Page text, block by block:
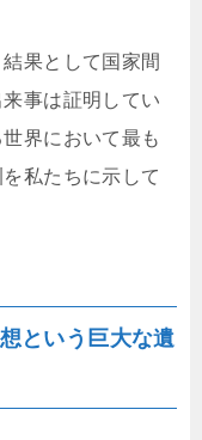
果として国家間
事は証明してい
界において最も
私たちに示して
という巨大な遺